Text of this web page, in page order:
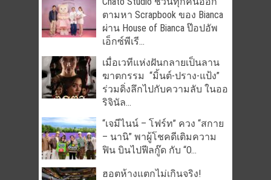
ตามหา Scrapbook ของ Bianca
ผ่าน House of Bianca ป๊อปอัพ
เอ็กซ์พีเรี...
เมื่อเวทีแห่งฝันกลายเป็นลาน
ฆาตกรรม “มิ้นต์-ปราง-แป้ง”
ร่วมดิ่งลึกไปกับความลับ ในออ
ริจินัล...
“เจมีไนน์ – โฟร์ท” ควง “สกาย
– นานิ” พาผู้โชคดีเติมความ
ฟิน บินไปฟีลกู๊ด กับ “O...
ฮอตห้างแตกไม่เกินจริง!